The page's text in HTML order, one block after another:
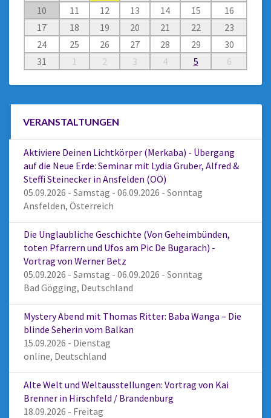
10
11 12 13 14 15
16
17
18 19 20 21 22
23
24
25 26 27 28 29
30
31
1 2 3 4 5 6
VERANSTALTUNGEN
Aktiviere Deinen Lichtkörper (Merkaba) - Übergang
auf die Neue Erde: Seminar mit Lydia Gruber, Alfred &
Steffi Steinecker in Ansfelden (OÖ)
05.09.2026 - Samstag - 06.09.2026 - Sonntag
Ansfelden, Österreich
Die Unglaubliche Geschichte (Von Geheimbünden,
toten Pfarrern und Ufos am Pic De Bugarach) -
Vortrag von Werner Betz
05.09.2026 - Samstag - 06.09.2026 - Sonntag
Bad Gögging, Deutschland
Mystery Abend mit Thomas Ritter: Baba Wanga – Die
blinde Seherin vom Balkan
15.09.2026 - Dienstag
online, Deutschland
Alte Welt und Weltausstellungen: Vortrag von Kai
Brenner in Hirschfeld / Brandenburg
18.09.2026 - Freitag